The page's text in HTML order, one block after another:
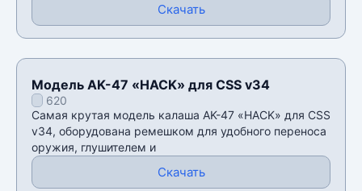
Скачать
Модель AK-47 «HACK» для CSS v34
620
Самая крутая модель калаша AK-47 «HACK» для CSS
v34, оборудована ремешком для удобного переноса
оружия, глушителем и
Скачать